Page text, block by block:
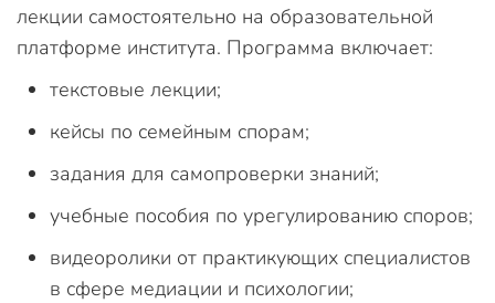
лекции самостоятельно на образовательной
платформе института. Программа включает:
текстовые лекции;
кейсы по семейным спорам;
задания для самопроверки знаний;
учебные пособия по урегулированию споров;
видеоролики от практикующих специалистов
в сфере медиации и психологии;